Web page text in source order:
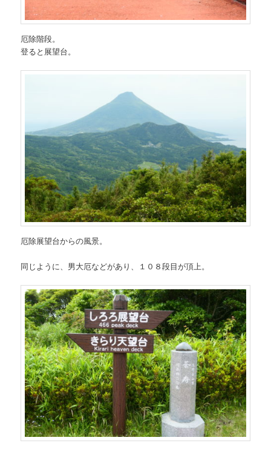
厄除階段。
登ると展望台。
厄除展望台からの風景。
同じように、男大厄などがあり、１０８段目が頂上。